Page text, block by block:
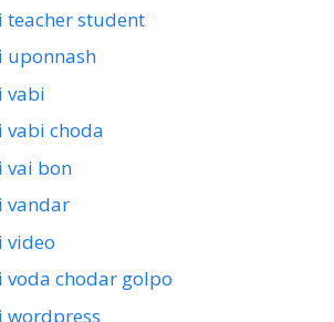
teacher student
uponnash
vabi
vabi choda
vai bon
vandar
video
voda chodar golpo
wordpress